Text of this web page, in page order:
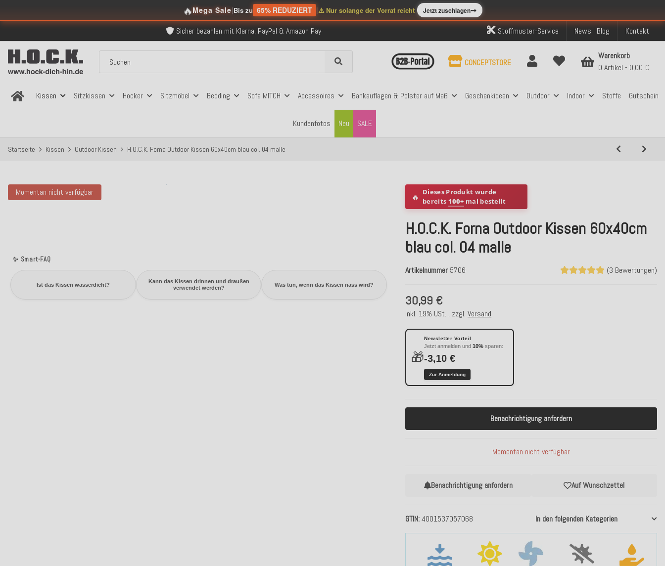
🔥Mega Sale|Bis zu 65% REDUZIERT |⚠️ Nur solange der Vorrat reicht Jetzt zuschlagen➞
Über 120.000 erfolgreich versendete Bestellungen
Sicher bezahlen mit Klarna, PayPal & Amazon Pay
Kostenloser Versand innerhalb Deutschlands ab 99€ Bestellwert
Kostenloser Versand innerhalb Deutschlands ab 99€ Bestellwert
Stoffmuster-Service News | Blog Kontakt
Kissen Sitzkissen Hocker Sitzmöbel Bedding Sofa MITCH Accessoires Bankauflagen & Polster auf Maß Geschenkideen Outdoor Indoor Stoffe Gutschein
Kundenfotos SALE
Neu
CONCEPTSTORE
Warenkorb
0 Artikel
0,00 €
Startseite Kissen Outdoor Kissen H.O.C.K. Forna Outdoor Kissen 60x40cm blau col. 04 malle
Momentan nicht verfügbar
✨ Smart-FAQ
Ist das Kissen wasserdicht?
Kann das Kissen drinnen und draußen
verwendet werden?
Was tun, wenn das Kissen nass wird?
🔥 Dieses Produkt wurde
bereits 100+ mal bestellt
H.O.C.K. Forna Outdoor Kissen 60x40cm
blau col. 04 malle
(3 Bewertungen)
Artikelnummer 5706
GTIN 4001537057068 In den folgenden Kategorien
30,99 €
inkl. 19% USt. , zzgl.Versand
🎁
Newsletter Vorteil
Jetzt anmelden und10% sparen:
-3,10 €
Zur Anmeldung
Benachrichtigung anfordern Auf Wunschzettel
Benachrichtigung anfordern
Momentan nicht verfügbar